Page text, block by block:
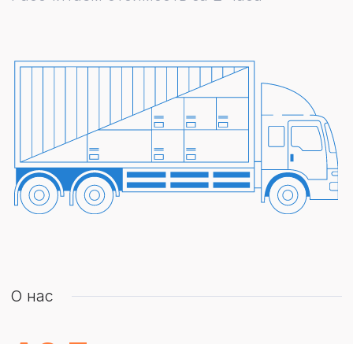
А2 Express
— ведущий
поставщик
инновационных